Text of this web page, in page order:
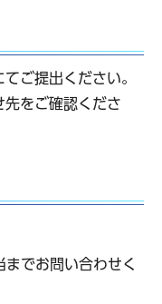
ご提出ください。
先をご確認くださ
でお問い合わせく